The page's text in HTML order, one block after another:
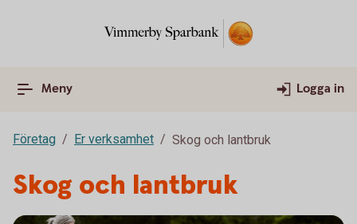
Meny Logga in
Företag Er verksamhet Skog och lantbruk
Skog och lantbruk